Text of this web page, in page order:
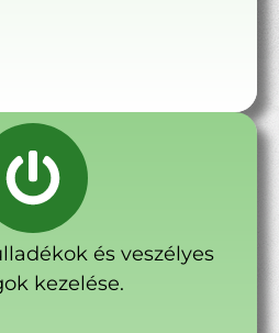
és veszélyes
kezelése.